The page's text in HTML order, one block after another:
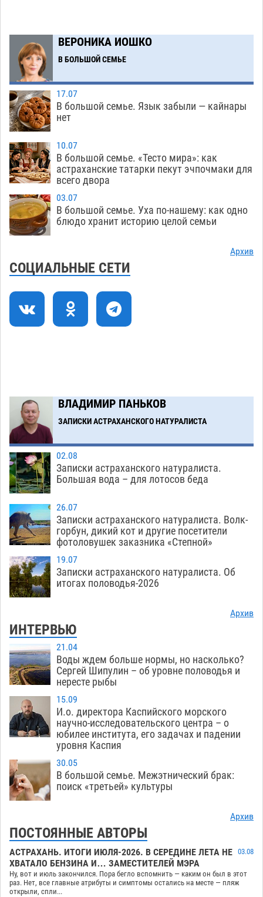
в музее Пушкина в Москве
06.08 223
13:50
Мэрия Астрахани переводит городские
зеленые зоны на автоматический полив
13:13
Скончался второй ребенок после пожара в
Астрахани
12:49
Астраханские гандболисты с крупной победы
стартовали на Всероссийской Спартакиаде
12:16
В астраханском селе невестка изрешетила
машину свекрови
06.08
нелегалов прямым рейсом из Шереметьево
11:08 Как астраханцы назвали своих детей в июле
Загрузить еще
ВЕРОНИКА ИОШКО
В БОЛЬШОЙ СЕМЬЕ
17.07
В большой семье. Язык забыли — кайнары
нет
10.07
В большой семье. «Тесто мира»: как
астраханские татарки пекут эчпочмаки для
всего двора
03.07
В большой семье. Уха по-нашему: как одно
блюдо хранит историю целой семьи
Архив
СОЦИАЛЬНЫЕ СЕТИ
ВЛАДИМИР ПАНЬКОВ
ЗАПИСКИ АСТРАХАНСКОГО НАТУРАЛИСТА
02.08
Записки астраханского натуралиста.
Большая вода – для лотосов беда
26.07
Записки астраханского натуралиста. Волк-
горбун, дикий кот и другие посетители
фотоловушек заказника «Степной»
19.07
Записки астраханского натуралиста. Об
итогах половодья-2026
Архив
ИНТЕРВЬЮ
21.04
Воды ждем больше нормы, но насколько?
Сергей Шипулин – об уровне половодья и
нересте рыбы
15.09
И.о. директора Каспийского морского
научно-исследовательского центра – о
юбилее института, его задачах и падении
уровня Каспия
30.05
В большой семье. Межэтнический брак:
поиск «третьей» культуры
Архив
ПОСТОЯННЫЕ АВТОРЫ
АСТРАХАНЬ. ИТОГИ ИЮЛЯ-2026. В СЕРЕДИНЕ ЛЕТА НЕ
ХВАТАЛО БЕНЗИНА И… ЗАМЕСТИТЕЛЕЙ МЭРА
03.08
Ну, вот и июль закончился. Пора бегло вспомнить — каким он был в этот
раз. Нет, все главные атрибуты и симптомы остались на месте — пляж
открыли, спли...